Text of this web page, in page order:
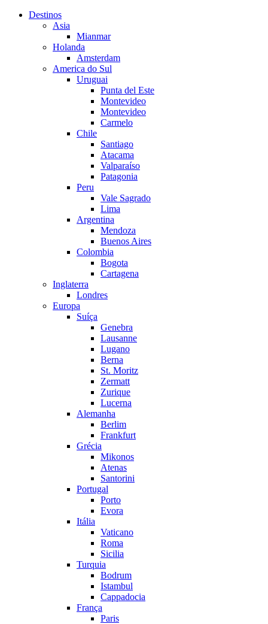
Destinos
Asia
Mianmar
Holanda
Amsterdam
America do Sul
Uruguai
Punta del Este
Montevideo
Montevideo
Carmelo
Chile
Santiago
Atacama
Valparaíso
Patagonia
Peru
Vale Sagrado
Lima
Argentina
Mendoza
Buenos Aires
Colombia
Bogota
Cartagena
Inglaterra
Londres
Europa
Suíça
Genebra
Lausanne
Lugano
Berna
St. Moritz
Zermatt
Zurique
Lucerna
Alemanha
Berlim
Frankfurt
Grécia
Mikonos
Atenas
Santorini
Portugal
Porto
Evora
Itália
Vaticano
Roma
Sicilia
Turquia
Bodrum
Istambul
Cappadocia
França
Paris